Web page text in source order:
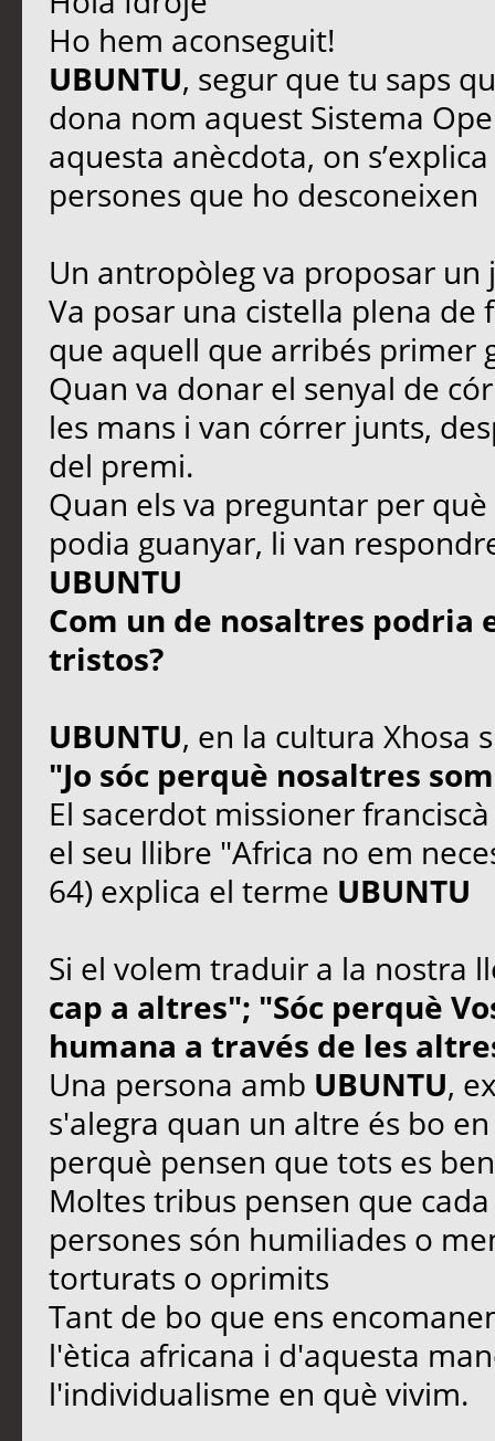
Ho hem aconseguit!
UBUNTU, segur que tu saps
dona nom aquest Sistema
aquesta anècdota, on
persones que ho desconeixen
Un antropòleg va proposar
Va posar una cistella plena
que aquell que arribés primer
Quan va donar el senyal de
les mans i van córrer junts,
del premi.
Quan els va preguntar per
podia guanyar, li van
UBUNTU
Com un de nosaltres
tristos?
UBUNTU, en la cultura Xhosa
"Jo sóc perquè nosaltres
El sacerdot missioner franciscà
el seu llibre "Africa no em
64) explica el terme UBUNTU
Si el volem traduir a la nostra
cap a altres"; "Sóc perquè
humana a través de les
Una persona amb UBUNTU,
s'alegra quan un altre és bo
perquè pensen que tots es
Moltes tribus pensen que
persones són humiliades o
torturats o oprimits
Tant de bo que ens
l'ètica africana i d'aquesta
l'individualisme en què vivim.